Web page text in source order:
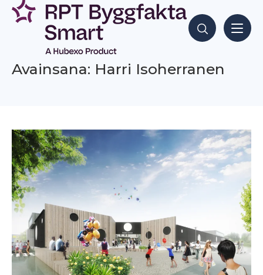
Siirry
sisältöön
Hae sisältöjä
Avainsana: Harri Isoherranen